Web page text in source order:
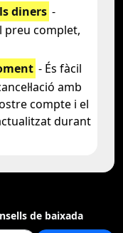
diners -
preu complet,
- És fàcil
amb
compte i el
durant
de baixada